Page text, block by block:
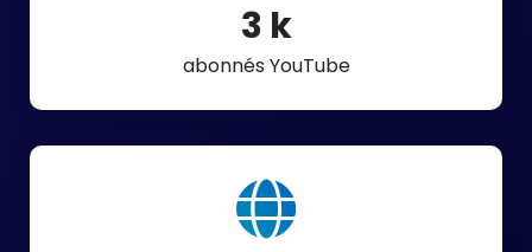
4 k
abonnés YouTube